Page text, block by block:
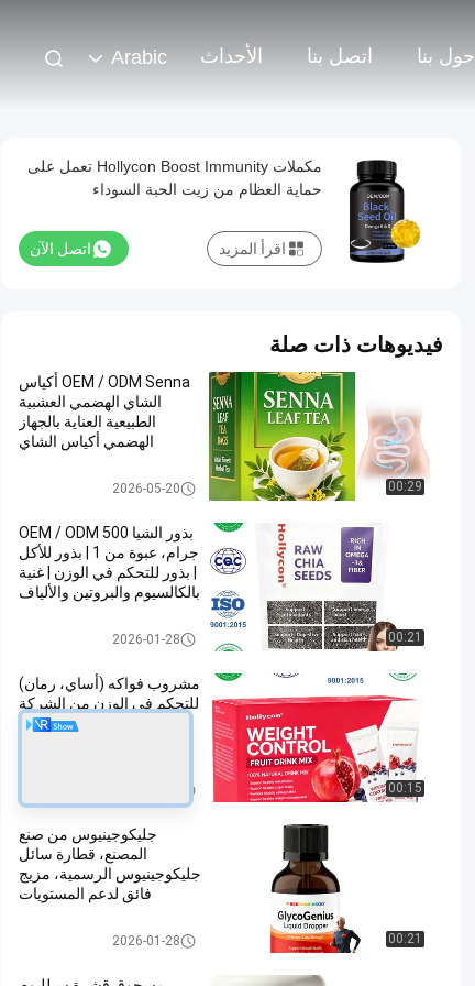
حول بنا اتصل بنا الأحداث Arabic
مكملات Hollycon Boost Immunity تعمل على
حماية العظام من زيت الحبة السوداء
اتصل الآن اقرأ المزيد
فيديوهات ذات صلة
00:29
OEM / ODM Senna أكياس
الشاي الهضمي العشبية
الطبيعية العناية بالجهاز
الهضمي أكياس الشاي
2026-05-20
00:21
بذور الشيا OEM / ODM 500
جرام، عبوة من 1 | بذور للأكل
| بذور للتحكم في الوزن | غنية
بالكالسيوم والبروتين والألياف
2026-01-28
00:15
مشروب فواكه (أساي، رمان)
للتحكم في الوزن من الشركة
المصنعة الأصلية / الشركة
في دعم نمط حياة صحي
مخصصة
00:21
جليكوجينيوس من صنع
المصنع، قطارة سائل
جليكوجينيوس الرسمية، مزيج
فائق لدعم المستويات
بالكامل للاستخدام اليومي
2026-01-28